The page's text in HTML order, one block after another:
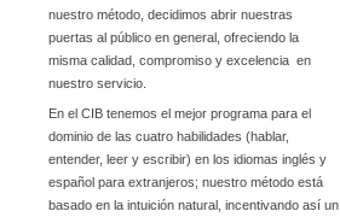
nuestro método, decidimos abrir nuestras
puertas al público en general, ofreciendo la
misma calidad, compromiso y excelencia en
nuestro servicio.
En el CIB tenemos el mejor programa para el
dominio de las cuatro habilidades (hablar,
entender, leer y escribir) en los idiomas inglés y
español para extranjeros; nuestro método está
basado en la intuición natural, incentivando así un